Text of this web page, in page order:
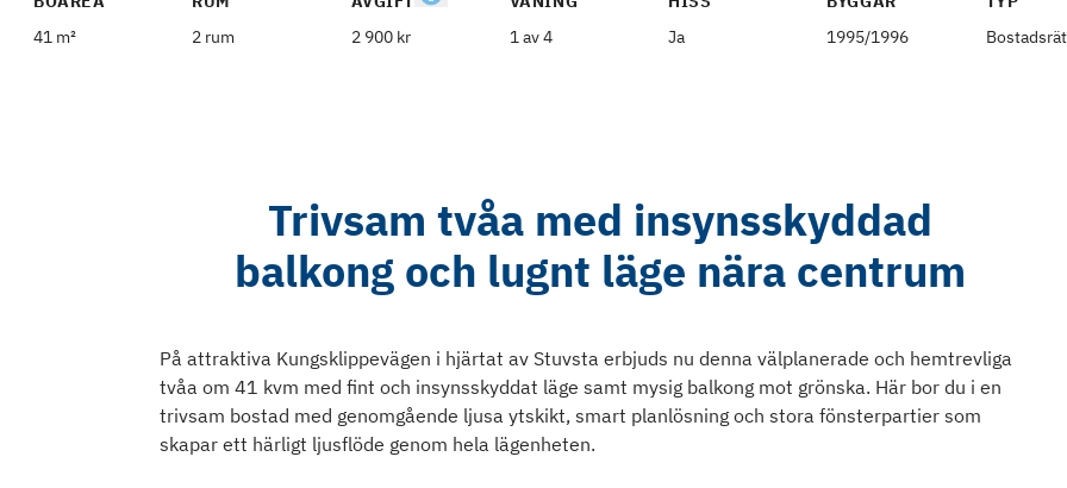
41 m²
2 rum
2 900 kr
1 av 4
Ja
1995/1996
Trivsam tvåa med insynsskyddad
balkong och lugnt läge nära centrum
På attraktiva Kungsklippevägen i hjärtat av Stuvsta erbjuds nu denna välplanerade och hemtrevliga
tvåa om 41 kvm med fint och insynsskyddat läge samt mysig balkong mot grönska. Här bor du i en
trivsam bostad med genomgående ljusa ytskikt, smart planlösning och stora fönsterpartier som
skapar ett härligt ljusflöde genom hela lägenheten.